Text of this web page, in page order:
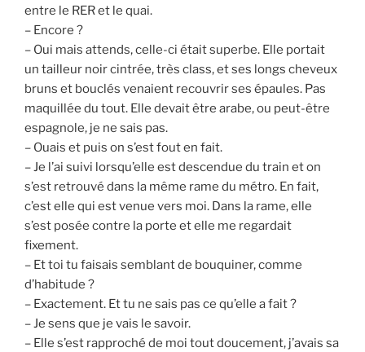
entre le RER et le quai.
– Encore ?
– Oui mais attends, celle-ci était superbe. Elle portait
un tailleur noir cintrée, très class, et ses longs cheveux
bruns et bouclés venaient recouvrir ses épaules. Pas
maquillée du tout. Elle devait être arabe, ou peut-être
espagnole, je ne sais pas.
– Ouais et puis on s’est fout en fait.
– Je l’ai suivi lorsqu’elle est descendue du train et on
s’est retrouvé dans la même rame du métro. En fait,
c’est elle qui est venue vers moi. Dans la rame, elle
s’est posée contre la porte et elle me regardait
fixement.
– Et toi tu faisais semblant de bouquiner, comme
d’habitude ?
– Exactement. Et tu ne sais pas ce qu’elle a fait ?
– Je sens que je vais le savoir.
– Elle s’est rapproché de moi tout doucement, j’avais sa